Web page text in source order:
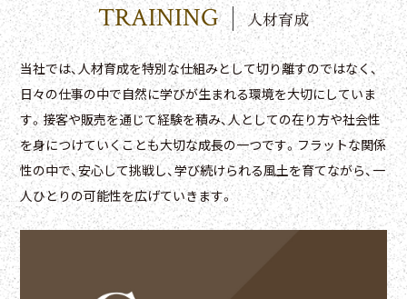
TRAINING 人材育成
当社では、人材育成を特別な仕組みとして切り離すのではなく、
日々の仕事の中で自然に学びが生まれる環境を大切にしていま
す。接客や販売を通じて経験を積み、人としての在り方や社会性
を身につけていくことも大切な成長の一つです。フラットな関係
性の中で、安心して挑戦し、学び続けられる風土を育てながら、一
人ひとりの可能性を広げていきます。